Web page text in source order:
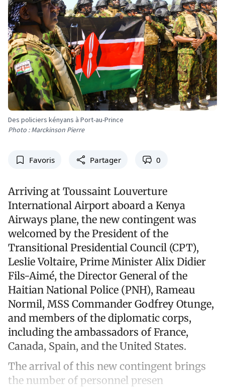
Des policiers kényans à Port-au-Prince
Photo : Marckinson Pierre
Favoris Partager 0
Arriving at Toussaint Louverture
International Airport aboard a Kenya
Airways plane, the new contingent was
welcomed by the President of the
Transitional Presidential Council (CPT),
Leslie Voltaire, Prime Minister Alix Didier
Fils-Aimé, the Director General of the
Haitian National Police (PNH), Rameau
Normil, MSS Commander Godfrey Otunge,
and members of the diplomatic corps,
including the ambassadors of France,
Canada, Spain, and the United States.
The arrival of this new contingent brings
the number of personnel presen